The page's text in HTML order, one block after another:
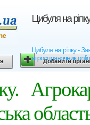
Цибуля на
Цибуля на ріпку -
агросправочник
Добавити